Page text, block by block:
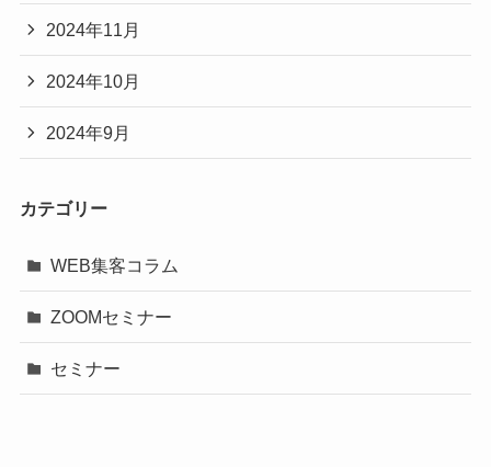
2024年11月
2024年10月
2024年9月
カテゴリー
WEB集客コラム
ZOOMセミナー
セミナー